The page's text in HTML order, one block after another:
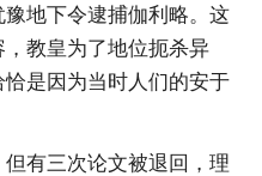
地下令逮捕伽利略。这
教皇为了地位扼杀异
是因为当时人们的安于
有三次论文被退回，理